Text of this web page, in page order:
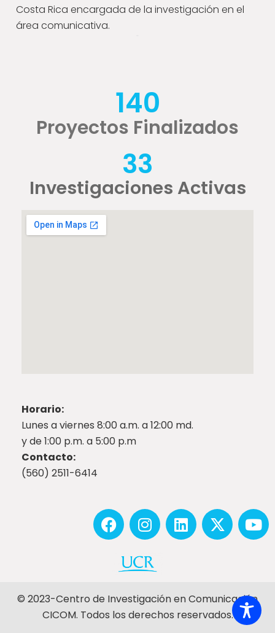
Costa Rica encargada de la investigación en el
área comunicativa.
Proyectos Finalizados
140
Investigaciones Activas
33
Horario:
Lunes a viernes 8:00 a.m. a 12:00 md.
y de 1:00 p.m. a 5:00 p.m
Contacto:
(560) 2511-6414
© 2023-Centro de Investigación en Comunicación
CICOM. Todos los derechos reservados.